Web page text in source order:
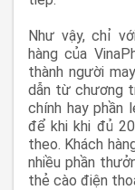
Như vậy, chỉ
hàng của
thành người
dẫn từ chương
chính hay phần
để khi khi đủ
theo. Khách
nhiều phần
thẻ cào điện